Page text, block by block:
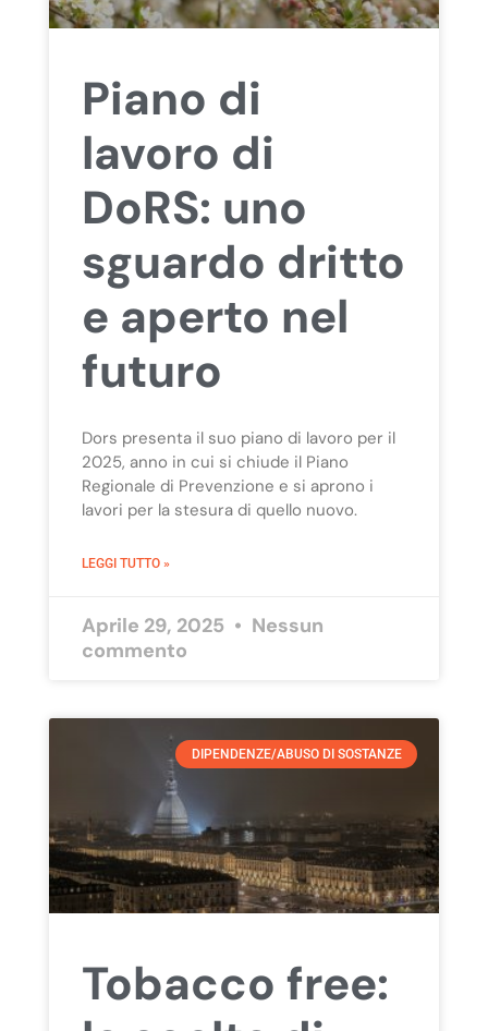
Piano di
lavoro di
DoRS: uno
sguardo dritto
e aperto nel
futuro
Dors presenta il suo piano di lavoro per il
2025, anno in cui si chiude il Piano
Regionale di Prevenzione e si aprono i
lavori per la stesura di quello nuovo.
LEGGI TUTTO »
Aprile 29, 2025
Nessun
commento
DIPENDENZE/ABUSO DI SOSTANZE
Tobacco free: